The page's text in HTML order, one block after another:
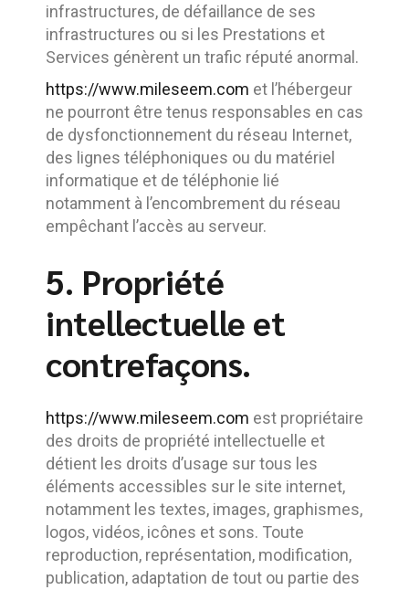
infrastructures, de défaillance de ses
infrastructures ou si les Prestations et
Services génèrent un trafic réputé anormal.
https://www.mileseem.com et l’hébergeur
ne pourront être tenus responsables en cas
de dysfonctionnement du réseau Internet,
des lignes téléphoniques ou du matériel
informatique et de téléphonie lié
notamment à l’encombrement du réseau
empêchant l’accès au serveur.
5. Propriété
intellectuelle et
contrefaçons.
https://www.mileseem.com est propriétaire
des droits de propriété intellectuelle et
détient les droits d’usage sur tous les
éléments accessibles sur le site internet,
notamment les textes, images, graphismes,
logos, vidéos, icônes et sons. Toute
reproduction, représentation, modification,
publication, adaptation de tout ou partie des